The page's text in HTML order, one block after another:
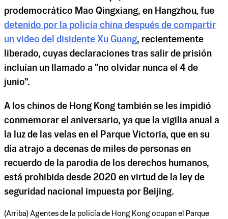
prodemocrático Mao Qingxiang, en Hangzhou, fue
detenido por la policía china después de compartir
un video del disidente Xu Guang, recientemente
liberado, cuyas declaraciones tras salir de prisión
incluían un llamado a "no olvidar nunca el 4 de
junio".
A los chinos de Hong Kong también se les impidió
conmemorar el aniversario, ya que la vigilia anual a
la luz de las velas en el Parque Victoria, que en su
día atrajo a decenas de miles de personas en
recuerdo de la parodia de los derechos humanos,
está prohibida desde 2020 en virtud de la ley de
seguridad nacional impuesta por Beijing.
(Arriba) Agentes de la policía de Hong Kong ocupan el Parque